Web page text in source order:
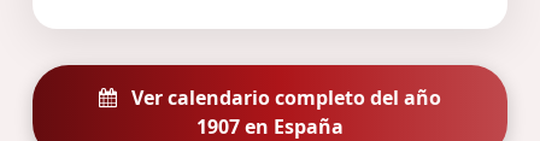
Ver calendario completo del año
1907 en España